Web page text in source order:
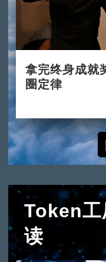
拿完终身成就
圈定律
Token工
读